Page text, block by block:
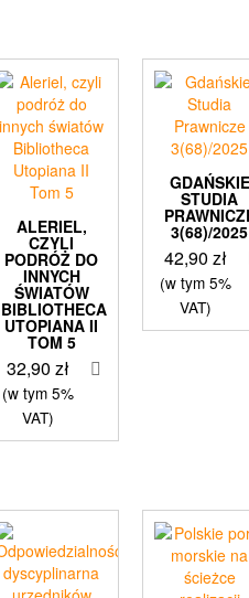
ALERIEL,
CZYLI
PODRÓŻ DO
INNYCH
ŚWIATÓW
BIBLIOTHECA
UTOPIANA II
TOM 5
32,90 zł
(w tym 5%
VAT)
GDAŃSKIE
STUDIA
3(68)/2025
42,90zł
(w tym 5%
VAT)